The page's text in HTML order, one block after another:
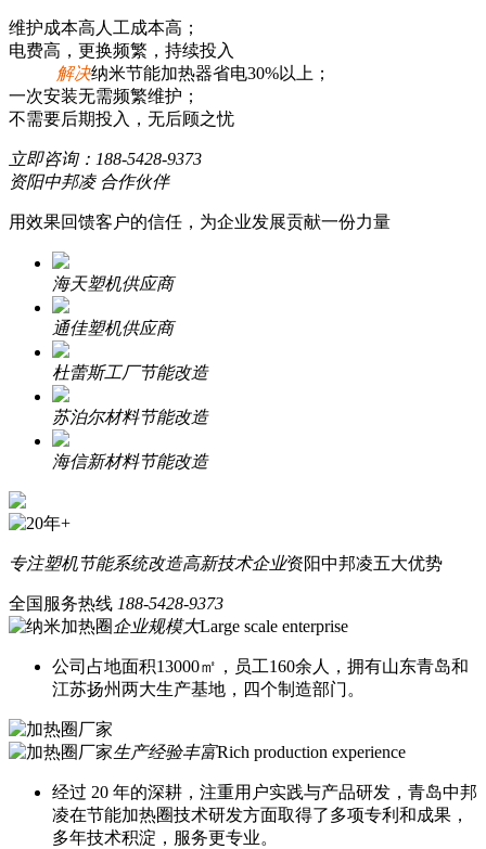
维护成本高人工成本高；
电费高，更换频繁，持续投入
解决纳米节能加热器省电30%以上；
一次安装无需频繁维护；
不需要后期投入，无后顾之忧
立即咨询： 188-5428-9373
资阳中邦凌 合作伙伴
用效果回馈客户的信任，为企业发展贡献一份力量
海天塑机供应商
通佳塑机供应商
杜蕾斯工厂节能改造
苏泊尔材料节能改造
海信新材料节能改造
专注塑机节能系统改造高新技术企业资阳中邦凌五大优势
全国服务热线 188-5428-9373
企业规模大Large scale enterprise
公司占地面积13000㎡，员工160余人，拥有山东青岛和
江苏扬州两大生产基地，四个制造部门。
生产经验丰富Rich production experience
经过 20 年的深耕，注重用户实践与产品研发，青岛中邦
凌在节能加热圈技术研发方面取得了多项专利和成果，
多年技术积淀，服务更专业。